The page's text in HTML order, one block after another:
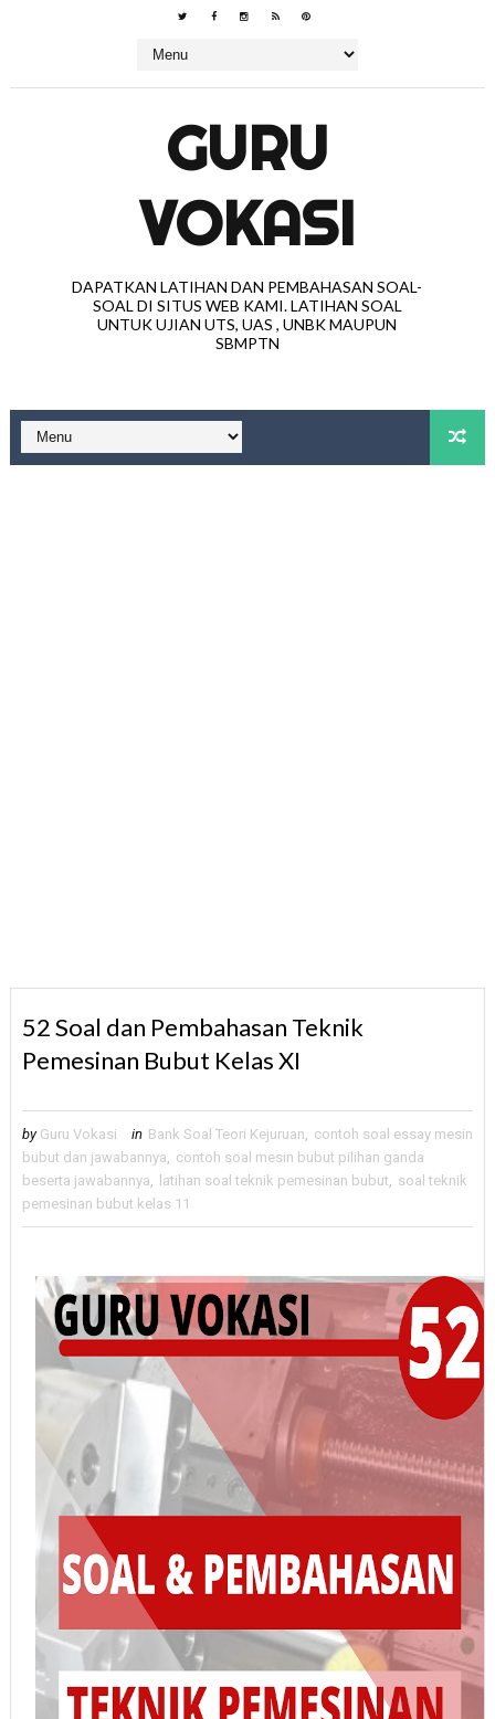
GURU
VOKASI
DAPATKAN LATIHAN DAN PEMBAHASAN SOAL-
SOAL DI SITUS WEB KAMI. LATIHAN SOAL
UNTUK UJIAN UTS, UAS , UNBK MAUPUN
SBMPTN
52 Soal dan Pembahasan Teknik
Pemesinan Bubut Kelas XI
by Guru Vokasi in Bank Soal Teori Kejuruan, contoh soal essay mesin
bubut dan jawabannya, contoh soal mesin bubut pilihan ganda
beserta jawabannya, latihan soal teknik pemesinan bubut, soal teknik
pemesinan bubut kelas 11